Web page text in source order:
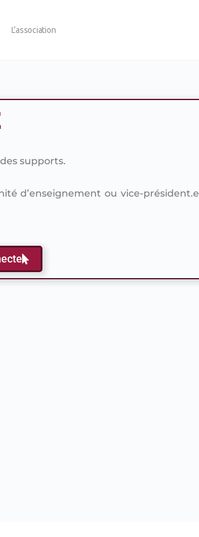
L’association
supports.
d’enseignement ou vice-président.e